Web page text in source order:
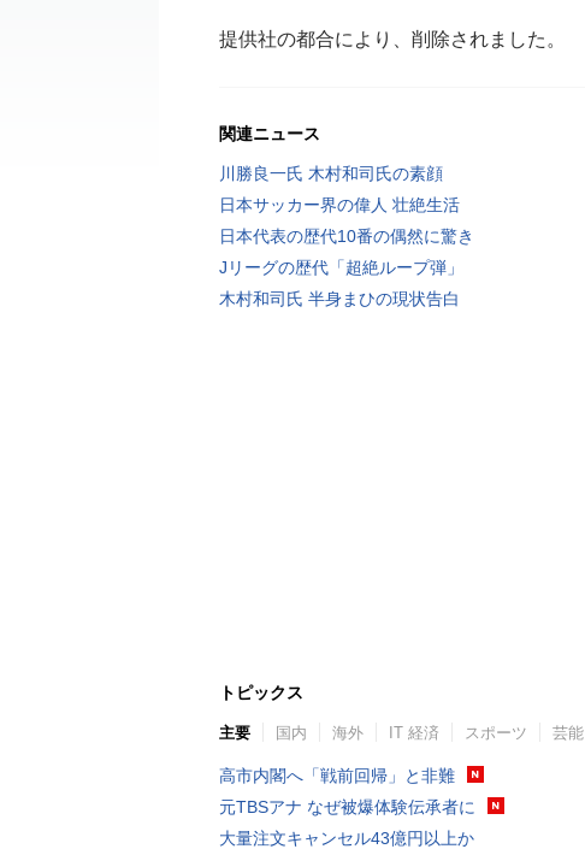
提供社の都合により、削除されました。
関連ニュース
川勝良一氏 木村和司氏の素顔
日本サッカー界の偉人 壮絶生活
日本代表の歴代10番の偶然に驚き
Jリーグの歴代「超絶ループ弾」
木村和司氏 半身まひの現状告白
トピックス
主要 国内 海外 IT 経済 スポーツ 芸能
高市内閣へ「戦前回帰」と非難
元TBSアナ なぜ被爆体験伝承者に
大量注文キャンセル43億円以上か